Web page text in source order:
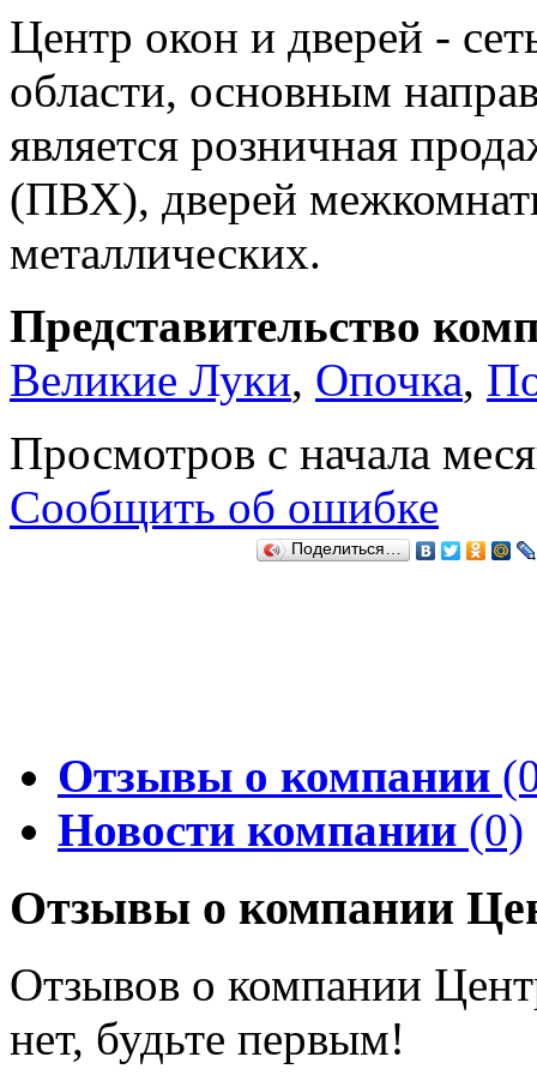
Центр окон и дверей -
области, основным
является розничная
(ПВХ), дверей
металлических.
Представительство
Великие Луки, Опочка,
Просмотров с начала
Сообщить об ошибке
Поделиться…
Отзывы о компании
Новости компании (0)
Отзывы о компании
Отзывов о компании
нет, будьте первым!